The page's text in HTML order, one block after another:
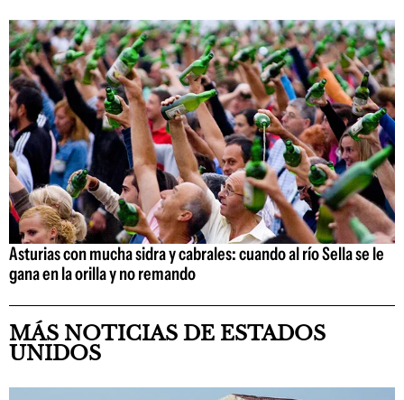
Asturias con mucha sidra y cabrales: cuando al río Sella se le
gana en la orilla y no remando
MÁS NOTICIAS DE ESTADOS
UNIDOS